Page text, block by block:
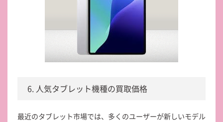
6. 人気タブレット機種の買取価格
最近のタブレット市場では、多くのユーザーが新しいモデル